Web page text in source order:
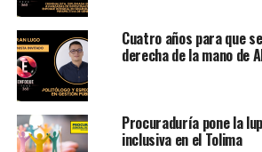
Cuatro años para que
derecha de la mano de
Procuraduría pone la
inclusiva en el Tolima